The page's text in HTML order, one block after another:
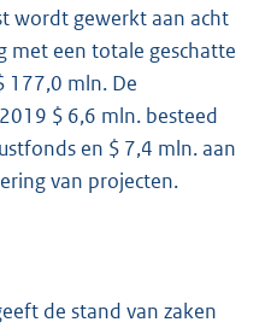
wordt gewerkt aan acht
met een totale geschatte
177,0 mln. De
$ 6,6 mln. besteed
en $ 7,4 mln. aan
van projecten.
de stand van zaken